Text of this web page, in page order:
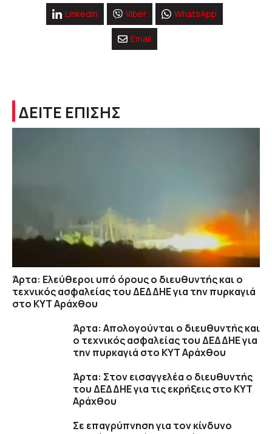
Linkedin Viber WhatsApp
Email
ΔΕΙΤΕ ΕΠΙΣΗΣ
Άρτα: Ελεύθεροι υπό όρους ο διευθυντής και ο
τεχνικός ασφαλείας του ΔΕΔΔΗΕ για την πυρκαγιά
στο ΚΥΤ Αράχθου
Άρτα: Απολογούνται ο διευθυντής και
ο τεχνικός ασφαλείας του ΔΕΔΔΗΕ για
την πυρκαγιά στο ΚΥΤ Αράχθου
Άρτα: Στον εισαγγελέα ο διευθυντής
του ΔΕΔΔΗΕ για τις εκρήξεις στο ΚΥΤ
Αράχθου
Σε επαγρύπνηση για τον κίνδυνο